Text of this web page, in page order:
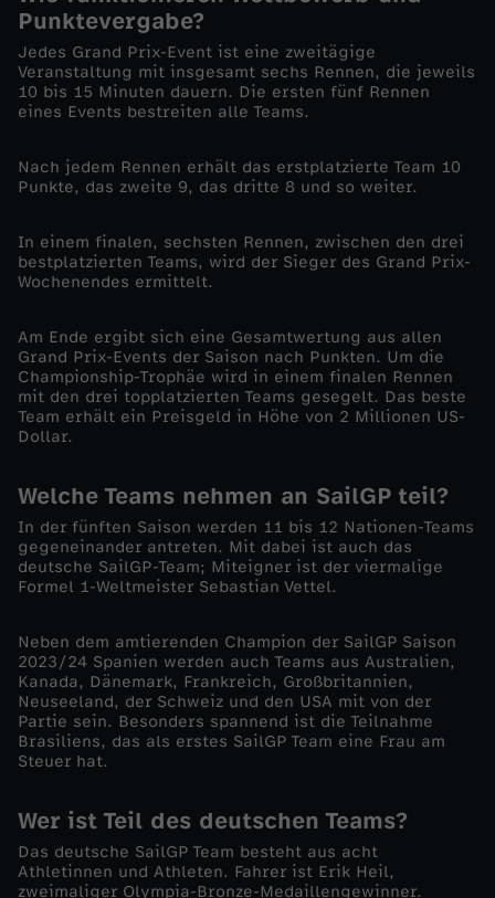
n
n
e
n
S
a
i
l
G
P
:
D
i
e
R
e
Punktevergabe?
Jedes Grand Prix-Event ist eine zweitägige
Veranstaltung mit insgesamt sechs Rennen, die jeweils
10 bis 15 Minuten dauern. Die ersten fünf Rennen
eines Events bestreiten alle Teams.
Nach jedem Rennen erhält das erstplatzierte Team 10
Punkte, das zweite 9, das dritte 8 und so weiter.
In einem finalen, sechsten Rennen, zwischen den drei
bestplatzierten Teams, wird der Sieger des Grand Prix-
Wochenendes ermittelt.
Am Ende ergibt sich eine Gesamtwertung aus allen
Grand Prix-Events der Saison nach Punkten. Um die
Championship-Trophäe wird in einem finalen Rennen
mit den drei topplatzierten Teams gesegelt. Das beste
Team erhält ein Preisgeld in Höhe von 2 Millionen US-
Dollar.
Welche Teams nehmen an SailGP teil?
In der fünften Saison werden 11 bis 12 Nationen-Teams
gegeneinander antreten. Mit dabei ist auch das
deutsche SailGP-Team; Miteigner ist der viermalige
Formel 1-Weltmeister Sebastian Vettel.
Neben dem amtierenden Champion der SailGP Saison
2023/24 Spanien werden auch Teams aus Australien,
Kanada, Dänemark, Frankreich, Großbritannien,
Neuseeland, der Schweiz und den USA mit von der
Partie sein. Besonders spannend ist die Teilnahme
Brasiliens, das als erstes SailGP Team eine Frau am
Steuer hat.
Wer ist Teil des deutschen Teams?
Das deutsche SailGP Team besteht aus acht
Athletinnen und Athleten. Fahrer ist Erik Heil,
zweimaliger Olympia-Bronze-Medaillengewinner.